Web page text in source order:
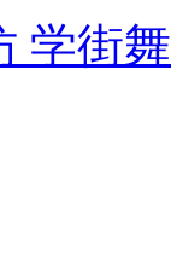
学街